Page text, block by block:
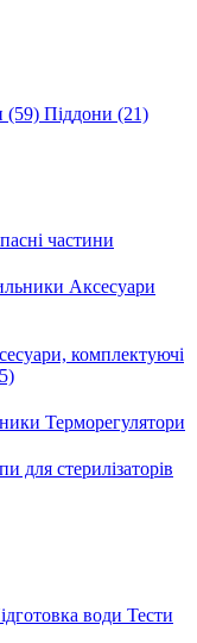
(59) Піддони (21)
частини
Аксесуари
комплектуючі
Терморегулятори
для стерилізаторів
води Тести